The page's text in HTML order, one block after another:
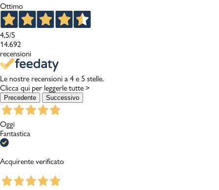
Ottimo
4,5/5
14.692
recensioni
Le nostre recensioni a 4 e 5 stelle.
Clicca qui per leggerle tutte >
Precedente Successivo
Oggi
Fantastica
Acquirente verificato